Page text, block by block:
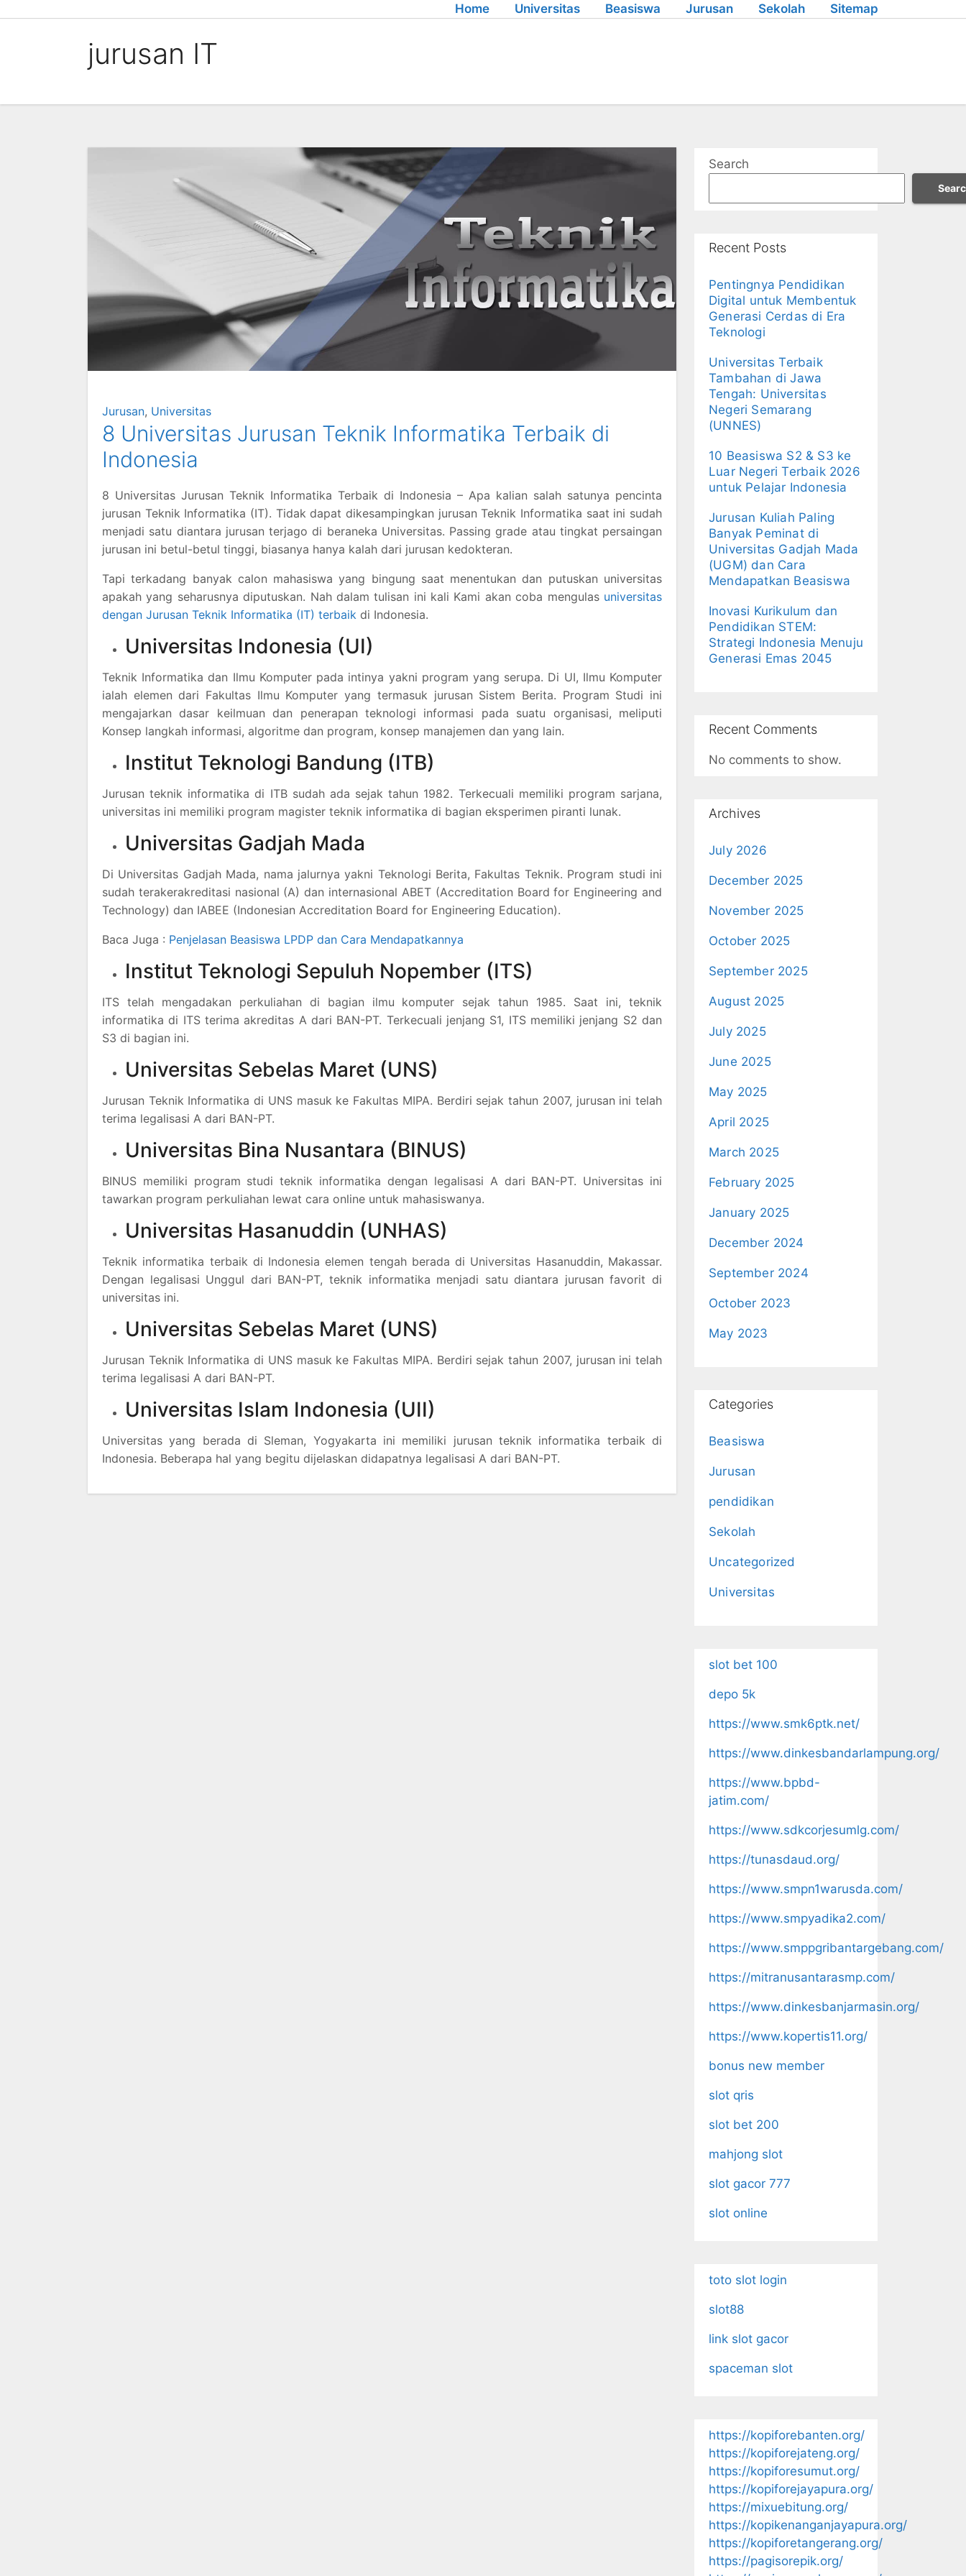
Home Universitas Beasiswa Jurusan Sekolah Sitemap
jurusan IT
Jurusan, Universitas
8 Universitas Jurusan Teknik Informatika Terbaik di
Indonesia
8 Universitas Jurusan Teknik Informatika Terbaik di Indonesia – Apa kalian salah satunya pencinta
jurusan Teknik Informatika (IT). Tidak dapat dikesampingkan jurusan Teknik Informatika saat ini sudah
menjadi satu diantara jurusan terjago di beraneka Universitas. Passing grade atau tingkat persaingan
jurusan ini betul-betul tinggi, biasanya hanya kalah dari jurusan kedokteran.
Tapi terkadang banyak calon mahasiswa yang bingung saat menentukan dan putuskan universitas
apakah yang seharusnya diputuskan. Nah dalam tulisan ini kali Kami akan coba mengulas universitas
dengan Jurusan Teknik Informatika (IT) terbaik di Indonesia.
Universitas Indonesia (UI)
Teknik Informatika dan Ilmu Komputer pada intinya yakni program yang serupa. Di UI, Ilmu Komputer
ialah elemen dari Fakultas Ilmu Komputer yang termasuk jurusan Sistem Berita. Program Studi ini
mengajarkan dasar keilmuan dan penerapan teknologi informasi pada suatu organisasi, meliputi
Konsep langkah informasi, algoritme dan program, konsep manajemen dan yang lain.
Institut Teknologi Bandung (ITB)
Jurusan teknik informatika di ITB sudah ada sejak tahun 1982. Terkecuali memiliki program sarjana,
universitas ini memiliki program magister teknik informatika di bagian eksperimen piranti lunak.
Universitas Gadjah Mada
Di Universitas Gadjah Mada, nama jalurnya yakni Teknologi Berita, Fakultas Teknik. Program studi ini
sudah terakerakreditasi nasional (A) dan internasional ABET (Accreditation Board for Engineering and
Technology) dan IABEE (Indonesian Accreditation Board for Engineering Education).
Baca Juga : Penjelasan Beasiswa LPDP dan Cara Mendapatkannya
Institut Teknologi Sepuluh Nopember (ITS)
ITS telah mengadakan perkuliahan di bagian ilmu komputer sejak tahun 1985. Saat ini, teknik
informatika di ITS terima akreditas A dari BAN-PT. Terkecuali jenjang S1, ITS memiliki jenjang S2 dan
S3 di bagian ini.
Universitas Sebelas Maret (UNS)
Jurusan Teknik Informatika di UNS masuk ke Fakultas MIPA. Berdiri sejak tahun 2007, jurusan ini telah
terima legalisasi A dari BAN-PT.
Universitas Bina Nusantara (BINUS)
BINUS memiliki program studi teknik informatika dengan legalisasi A dari BAN-PT. Universitas ini
tawarkan program perkuliahan lewat cara online untuk mahasiswanya.
Universitas Hasanuddin (UNHAS)
Teknik informatika terbaik di Indonesia elemen tengah berada di Universitas Hasanuddin, Makassar.
Dengan legalisasi Unggul dari BAN-PT, teknik informatika menjadi satu diantara jurusan favorit di
universitas ini.
Universitas Sebelas Maret (UNS)
Jurusan Teknik Informatika di UNS masuk ke Fakultas MIPA. Berdiri sejak tahun 2007, jurusan ini telah
terima legalisasi A dari BAN-PT.
Universitas Islam Indonesia (UII)
Universitas yang berada di Sleman, Yogyakarta ini memiliki jurusan teknik informatika terbaik di
Indonesia. Beberapa hal yang begitu dijelaskan didapatnya legalisasi A dari BAN-PT.
Search
Recent Posts
Pentingnya Pendidikan
Digital untuk Membentuk
Generasi Cerdas di Era
Teknologi
Universitas Terbaik
Tambahan di Jawa
Tengah: Universitas
Negeri Semarang
(UNNES)
10 Beasiswa S2 & S3 ke
Luar Negeri Terbaik 2026
untuk Pelajar Indonesia
Jurusan Kuliah Paling
Banyak Peminat di
Universitas Gadjah Mada
(UGM) dan Cara
Mendapatkan Beasiswa
Inovasi Kurikulum dan
Pendidikan STEM:
Strategi Indonesia Menuju
Generasi Emas 2045
Recent Comments
No comments to show.
Archives
July 2026
December 2025
November 2025
October 2025
September 2025
August 2025
July 2025
June 2025
May 2025
April 2025
March 2025
February 2025
January 2025
December 2024
September 2024
October 2023
May 2023
Categories
Beasiswa
Jurusan
pendidikan
Sekolah
Uncategorized
Universitas
slot bet 100
depo 5k
https://www.smk6ptk.net/
https://www.dinkesbandarlampung.org/
https://www.bpbd-
jatim.com/
https://www.sdkcorjesumlg.com/
https://tunasdaud.org/
https://www.smpn1warusda.com/
https://www.smpyadika2.com/
https://www.smppgribantargebang.com/
https://mitranusantarasmp.com/
https://www.dinkesbanjarmasin.org/
https://www.kopertis11.org/
bonus new member
slot qris
slot bet 200
mahjong slot
slot gacor 777
slot online
toto slot login
slot88
link slot gacor
spaceman slot
https://kopiforebanten.org/
https://kopiforejateng.org/
https://kopiforesumut.org/
https://kopiforejayapura.org/
https://mixuebitung.org/
https://kopikenanganjayapura.org/
https://kopiforetangerang.org/
https://pagisorepik.org/